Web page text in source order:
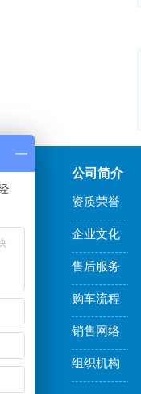
公司简介
资质荣誉
企业文化
售后服务
购车流程
销售网络
组织机构